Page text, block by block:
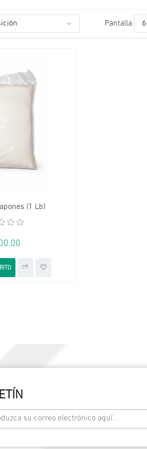
Pantalla
(1 Lb)
AÑADIR A LA LISTA DE DESEOS